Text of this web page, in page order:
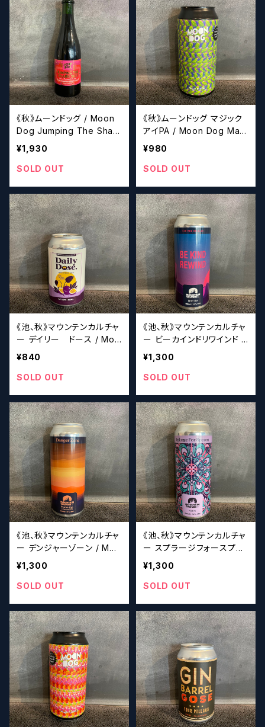
《秋》ムーンドッグ / Moon
Dog Jumping The Shark
2021
¥1,930
SOLD OUT
《秋》ムーンドッグ マジック
アイPA / Moon Dog Magi
c Eye PA
¥980
SOLD OUT
《池、秋》マウンテンカルチャ
ー デイリー ドース / Mou
ntain Culture Daily Dose
¥840
SOLD OUT
《池、秋》マウンテンカルチャ
ー ビーカインドリワインド /
Mountain Culture Be Kin
d Rewind
¥1,300
SOLD OUT
《池、秋》マウンテンカルチャ
ー デンジャーゾーン / Mou
ntain Culture Danger Zo
ne
¥1,300
SOLD OUT
《池、秋》マウンテンカルチャ
ー スプラージフォースプー
ンズ / Mountain Culture
Splurge For Spoons
¥1,300
SOLD OUT